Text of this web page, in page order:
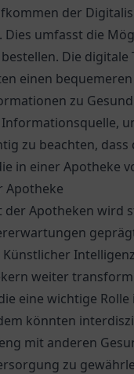
der
Dies umfasst die
Die
einen
zu
zu beachten,
in einer Apotheke
Apotheke
der Apotheken wird
Künstlicher
weiter
eine wichtige
könnten
mit anderen
zu